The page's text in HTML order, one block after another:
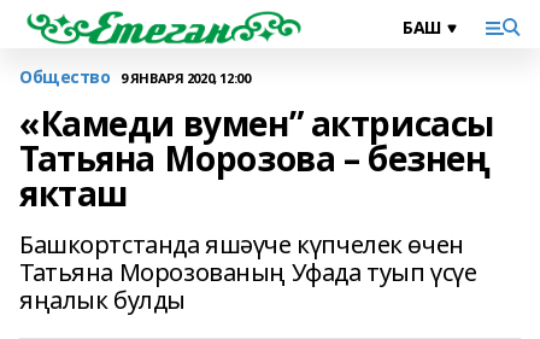
Общество 9 ЯНВАРЯ 2020, 12:00
«Камеди вумен” актрисасы
Татьяна Морозова – безнең
якташ
Башкортстанда яшәүче күпчелек өчен
Татьяна Морозованың Уфада туып үсүе
яңалык булды